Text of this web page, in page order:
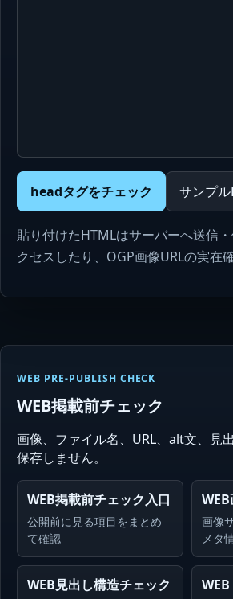
headタグをチェック サンプ
貼り付けたHTMLはサーバーへ送信
クセスしたり、OGP画像URLの実在
WEB PRE-PUBLISH CHECK
WEB掲載前チェック
画像、ファイル名、URL、alt文、見
保存しません。
WEB掲載前チェック入口
公開前に見る項目をまとめ
て確認
画像
メタ
WEB見出し構造チェック